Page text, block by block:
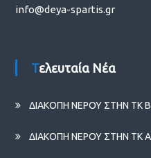
info@deya-spartis.gr
Τελευταία Νέα
ΔΙΑΚΟΠΗ ΝΕΡΟΥ ΣΤΗΝ ΤΚ
ΔΙΑΚΟΠΗ ΝΕΡΟΥ ΣΤΗΝ ΤΚ